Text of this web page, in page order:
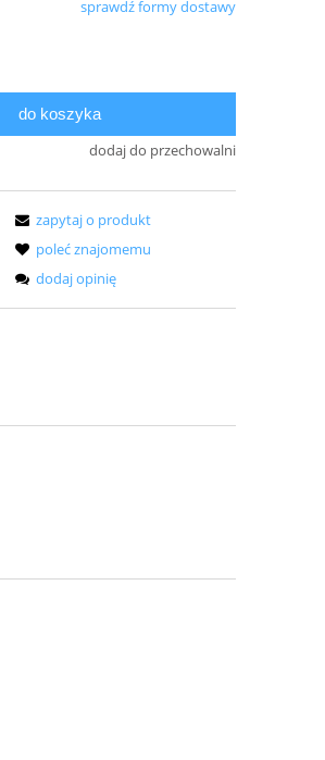
sprawdź formy dostawy
do koszyka
dodaj do przechowalni
zapytaj o produkt
poleć znajomemu
dodaj opinię